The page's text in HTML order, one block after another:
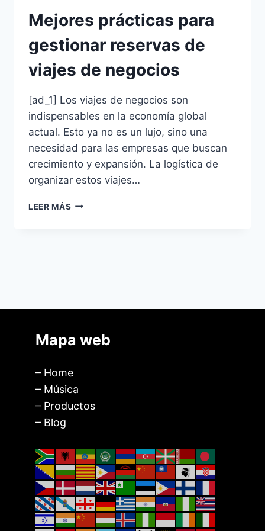
Mejores prácticas para
gestionar reservas de
viajes de negocios
[ad_1] Los viajes de negocios son
indispensables en la economía global
actual. Esto ya no es un lujo, sino una
necesidad para las empresas que buscan
crecimiento y expansión. La logística de
organizar estos viajes…
LEER MÁS
Mapa web
– Home
– Música
– Productos
– Blog